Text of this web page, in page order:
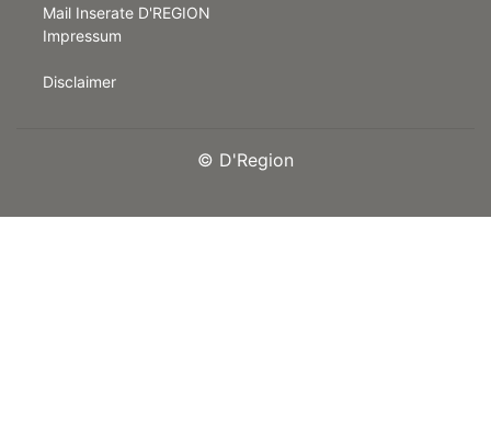
Mail Inserate D'REGION
Impressum
Disclaimer
© D'Region